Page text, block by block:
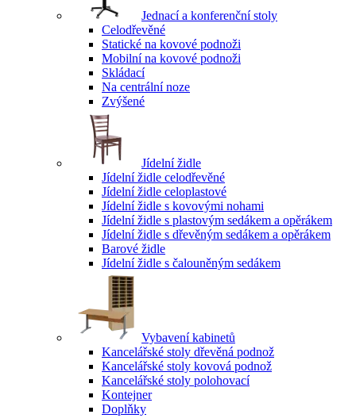
Jednací a konferenční stoly
Celodřevěné
Statické na kovové podnoži
Mobilní na kovové podnoži
Skládací
Na centrální noze
Zvýšené
Jídelní židle
Jídelní židle celodřevěné
Jídelní židle celoplastové
Jídelní židle s kovovými nohami
Jídelní židle s plastovým sedákem a opěrákem
Jídelní židle s dřevěným sedákem a opěrákem
Barové židle
Jídelní židle s čalouněným sedákem
Vybavení kabinetů
Kancelářské stoly dřevěná podnož
Kancelářské stoly kovová podnož
Kancelářské stoly polohovací
Kontejner
Doplňky